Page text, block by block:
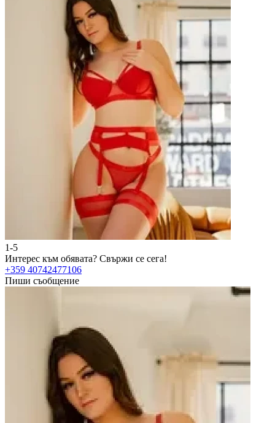
1-5
Интерес към обявата? Свържи се сега!
+359 40742477106
Пиши съобщение